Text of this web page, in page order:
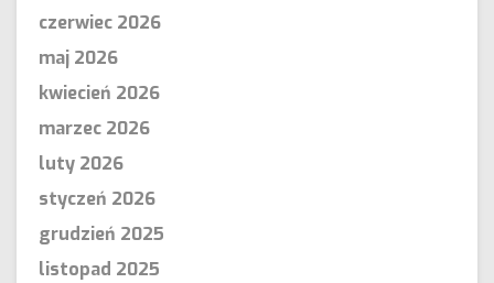
czerwiec 2026
maj 2026
kwiecień 2026
marzec 2026
luty 2026
styczeń 2026
grudzień 2025
listopad 2025